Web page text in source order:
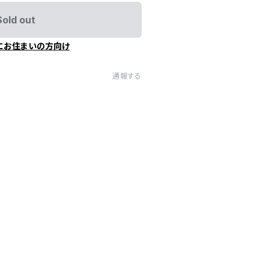
out
お住まいの方向け
通報する